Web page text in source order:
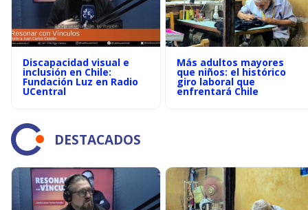
Discapacidad visual e
inclusión en Chile:
Fundación Luz en Radio
UCentral
Más adultos mayores
que niños: el histórico
giro laboral que
enfrentará Chile
DESTACADOS